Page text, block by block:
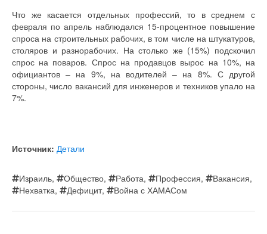
Что же касается отдельных профессий, то в среднем с
февраля по апрель наблюдался 15-процентное повышение
спроса на строительных рабочих, в том числе на штукатуров,
столяров и разнорабочих. На столько же (15%) подскочил
спрос на поваров. Спрос на продавцов вырос на 10%, на
официантов – на 9%, на водителей – на 8%. С другой
стороны, число вакансий для инженеров и техников упало на
7%.
Источник: Детали
Израиль, Общество, Работа, Профессия, Вакансия,
Нехватка, Дефицит, Война с ХАМАСом